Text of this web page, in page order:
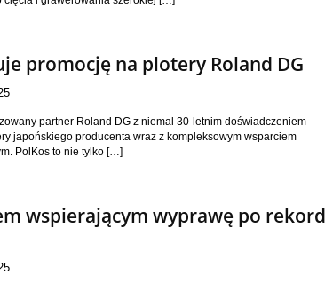
promocję na plotery Roland DG
partner Roland DG z niemal 30-letnim doświadczeniem –
japońskiego producenta wraz z kompleksowym wsparciem
PolKos to nie tylko […]
wspierającym wyprawę po